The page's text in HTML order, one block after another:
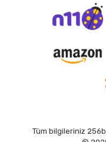
Tüm bilgileriniz